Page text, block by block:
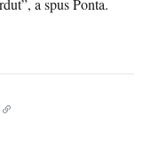
a spus Ponta.